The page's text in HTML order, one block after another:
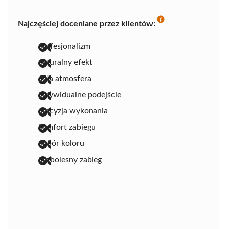
Najczęściej doceniane przez klientów:
profesjonalizm
naturalny efekt
miła atmosfera
indywidualne podejście
precyzja wykonania
komfort zabiegu
dobór koloru
bezbolesny zabieg